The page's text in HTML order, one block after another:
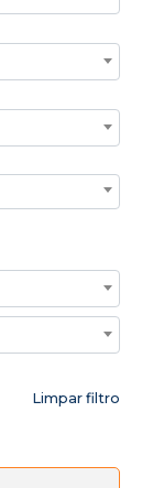
Limpar filtro